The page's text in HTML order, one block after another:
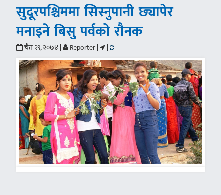
सुदूरपश्चिममा सिस्नुपानी छ्यापेर
मनाइने बिसु पर्वको रौनक
चैत २९, २०७४ | Reporter | |